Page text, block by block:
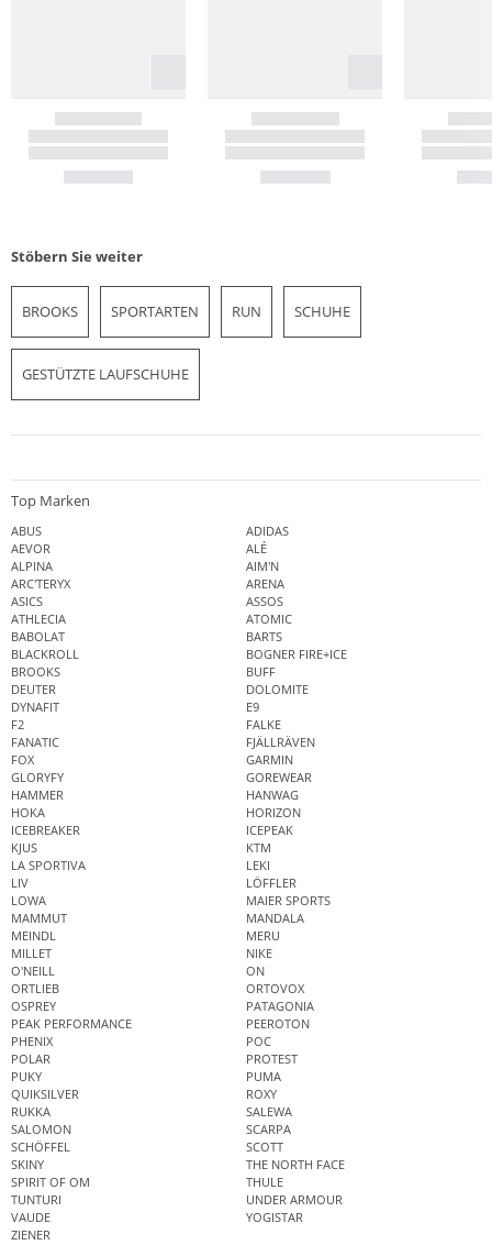
Stöbern Sie weiter
BROOKS SPORTARTEN RUN SCHUHE
GESTÜTZTE LAUFSCHUHE
Top Marken
ABUS
ADIDAS
AEVOR
ALÉ
ALPINA
AIM'N
ARC'TERYX
ARENA
ASICS
ASSOS
ATHLECIA
ATOMIC
BABOLAT
BARTS
BLACKROLL
BOGNER FIRE+ICE
BROOKS
BUFF
DEUTER
DOLOMITE
DYNAFIT
E9
F2
FALKE
FANATIC
FJÄLLRÄVEN
FOX
GARMIN
GLORYFY
GOREWEAR
HAMMER
HANWAG
HOKA
HORIZON
ICEBREAKER
ICEPEAK
KJUS
KTM
LA SPORTIVA
LEKI
LIV
LÖFFLER
LOWA
MAIER SPORTS
MAMMUT
MANDALA
MEINDL
MERU
MILLET
NIKE
O'NEILL
ON
ORTLIEB
ORTOVOX
OSPREY
PATAGONIA
PEAK PERFORMANCE
PEEROTON
PHENIX
POC
POLAR
PROTEST
PUKY
PUMA
QUIKSILVER
ROXY
RUKKA
SALEWA
SALOMON
SCARPA
SCHÖFFEL
SCOTT
SKINY
THE NORTH FACE
SPIRIT OF OM
THULE
TUNTURI
UNDER ARMOUR
VAUDE
YOGISTAR
ZIENER